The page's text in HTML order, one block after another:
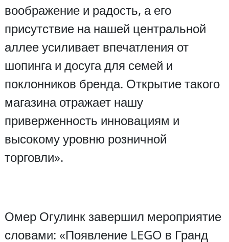
воображение и радость, а его
присутствие на нашей центральной
аллее усиливает впечатления от
шопинга и досуга для семей и
поклонников бренда. Открытие такого
магазина отражает нашу
приверженность инновациям и
высокому уровню розничной
торговли».
Омер Огулинк завершил мероприятие
словами: «Появление LEGO в Гранд